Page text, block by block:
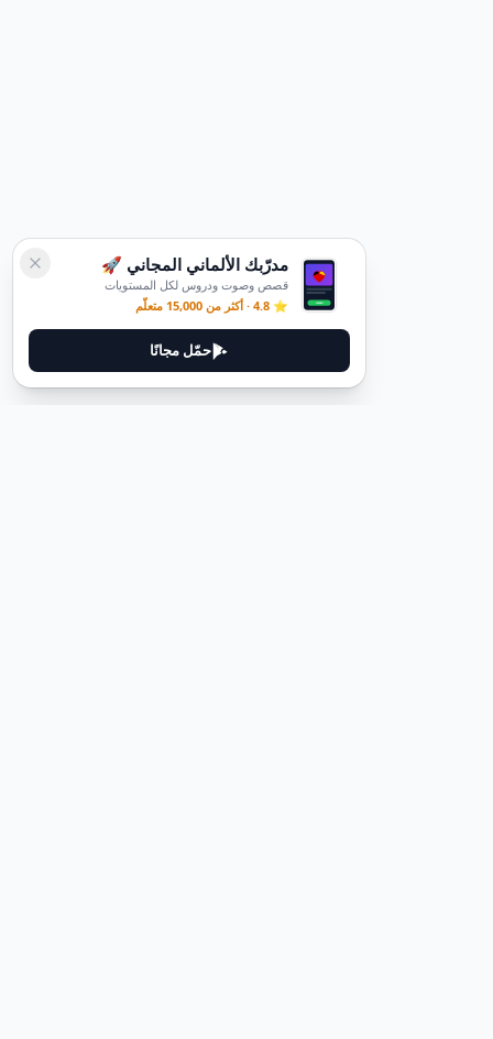
مدرّبك الألماني المجاني 🚀
قصص وصوت ودروس لكل المستويات
⭐ 4.8 · أكثر من 15,000 متعلّم
حمّل مجانًا